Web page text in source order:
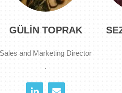
GÜLIN TOPRAK
Sales and Marketing Director
.